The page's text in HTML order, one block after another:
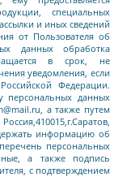
специальных
и иных сведений
от Пользователя об
данных обработка
я в срок, не
уведомления, если
Федерации.
персональных данных
а также путем
Россия,410015,г.Саратов,
информацию об
персональных
а также подпись
с подтверждением